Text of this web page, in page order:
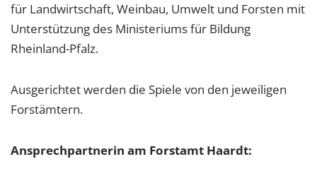
für Landwirtschaft, Weinbau, Umwelt und Forsten mit
Unterstützung des Ministeriums für Bildung
Rheinland-Pfalz.
Ausgerichtet werden die Spiele von den jeweiligen
Forstämtern.
Ansprechpartnerin am Forstamt Haardt: